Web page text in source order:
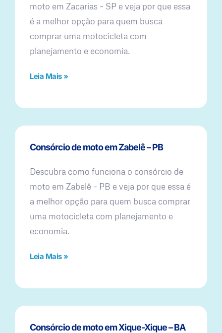
moto em Zacarias – SP e veja por que essa
é a melhor opção para quem busca
comprar uma motocicleta com
planejamento e economia.
Leia Mais »
Consórcio de moto em Zabelê – PB
Descubra como funciona o consórcio de
moto em Zabelê – PB e veja por que essa é
a melhor opção para quem busca comprar
uma motocicleta com planejamento e
economia.
Leia Mais »
Consórcio de moto em Xique-Xique – BA